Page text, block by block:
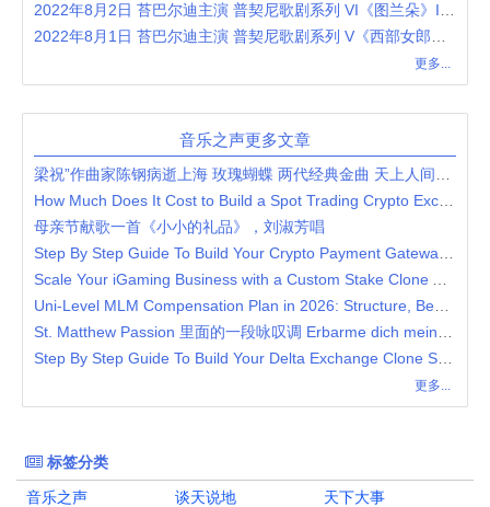
更多...
音乐之声更多文章
母亲节献歌一首《小小的礼品》，刘淑芳唱
更多...
标签分类
音乐之声
谈天说地
天下大事